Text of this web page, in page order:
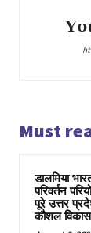
Must
डालमिया
परिवर्तन
पूरे उत्तर
कौशल